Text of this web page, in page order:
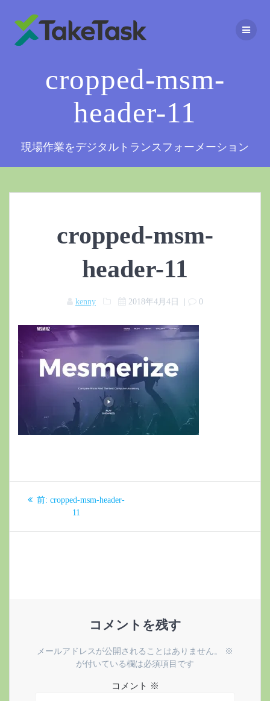
ン
テ
ン
へ
ス
ッ
プ
cropped-msm-
header-11
現場作業をデジタルトランスフォーメーション
cropped-msm-
header-11
kenny 2018年4月4日 0
投
前: 過
cropped-msm-header-
11
コメントを残す
メールアドレスが公開されることはありません。
※
が付いている欄は必須項目です
コメント ※